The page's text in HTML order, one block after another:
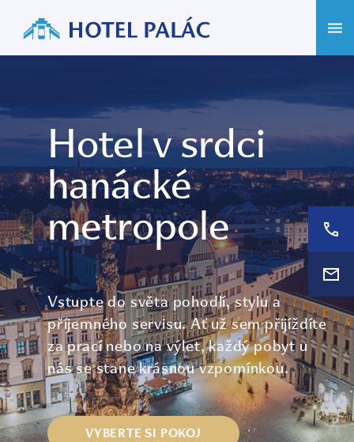
Hotel v srdci
hanácké
metropole
Vstupte do světa pohodlí, stylu a
příjemného servisu. Ať už sem přijíždíte
za prací nebo na výlet, každý pobyt u
nás se stane krásnou vzpomínkou.
VYBERTE SI POKOJ